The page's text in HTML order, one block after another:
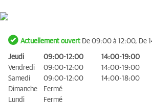
Actuellement ouvert De 09:00 à 12:00, De
Jeudi 09:00-12:00
14:00-19:00
Vendredi
09:00-12:00
14:00-19:00
Samedi
09:00-12:00
14:00-18:00
Dimanche
Fermé
Lundi
Fermé